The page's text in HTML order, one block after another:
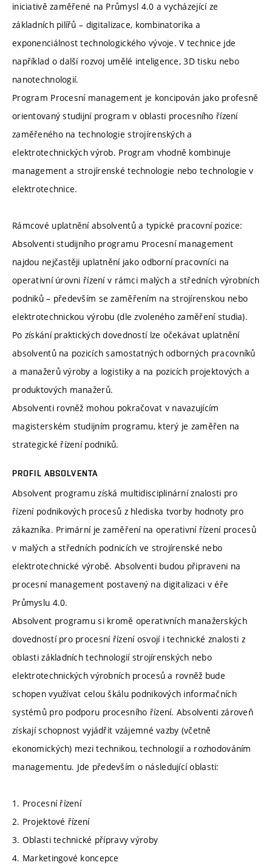
iniciativě zaměřené na Průmysl 4.0 a vycházející ze
základních pilířů – digitalizace, kombinatorika a
exponenciálnost technologického vývoje. V technice jde
například o další rozvoj umělé inteligence, 3D tisku nebo
nanotechnologií.
Program Procesní management je koncipován jako profesně
orientovaný studijní program v oblasti procesního řízení
zaměřeného na technologie strojírenských a
elektrotechnických výrob. Program vhodně kombinuje
management a strojírenské technologie nebo technologie v
elektrotechnice.
Rámcové uplatnění absolventů a typické pracovní pozice:
Absolventi studijního programu Procesní management
najdou nejčastěji uplatnění jako odborní pracovníci na
operativní úrovni řízení v rámci malých a středních výrobních
podniků – především se zaměřením na strojírenskou nebo
elektrotechnickou výrobu (dle zvoleného zaměření studia).
Po získání praktických dovedností lze očekávat uplatnění
absolventů na pozicích samostatných odborných pracovníků
a manažerů výroby a logistiky a na pozicích projektových a
produktových manažerů.
Absolventi rovněž mohou pokračovat v navazujícím
magisterském studijním programu, který je zaměřen na
strategické řízení podniků.
PROFIL ABSOLVENTA
Absolvent programu získá multidisciplinární znalosti pro
řízení podnikových procesů z hlediska tvorby hodnoty pro
zákazníka. Primární je zaměření na operativní řízení procesů
v malých a středních podnicích ve strojírenské nebo
elektrotechnické výrobě. Absolventi budou připraveni na
procesní management postavený na digitalizaci v éře
Průmyslu 4.0.
Absolvent programu si kromě operativních manažerských
dovedností pro procesní řízení osvojí i technické znalosti z
oblasti základních technologií strojírenských nebo
elektrotechnických výrobních procesů a rovněž bude
schopen využívat celou škálu podnikových informačních
systémů pro podporu procesního řízení. Absolventi zároveň
získají schopnost vyjádřit vzájemné vazby (včetně
ekonomických) mezi technikou, technologií a rozhodováním
managementu. Jde především o následující oblasti:
1. Procesní řízení
2. Projektové řízení
3. Oblasti technické přípravy výroby
4. Marketingové koncepce